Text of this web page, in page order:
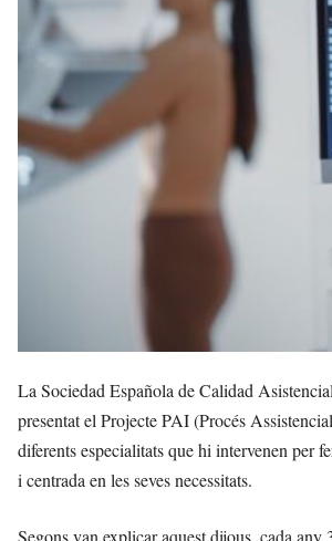
La Sociedad Española de Calidad
presentat el Projecte PAI (Procés
diferents especialitats que hi intervenen per
i centrada en les seves necessitats.
Segons van explicar aquest dijous, cada